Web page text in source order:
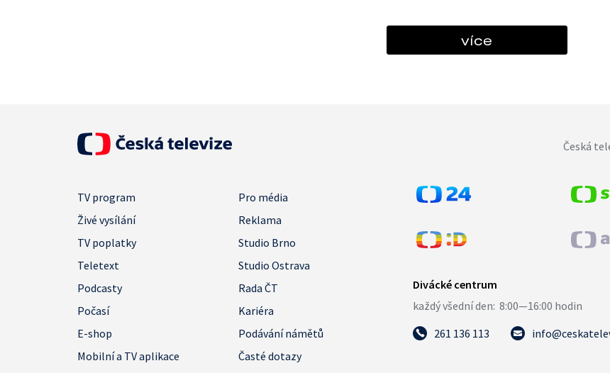
více
Česká
TV program
Pro média
Živé vysílání
Reklama
TV poplatky
Studio Brno
Teletext
Studio Ostrava
Podcasty
Rada ČT
Počasí
Kariéra
E-shop
Podávání námětů
Mobilní a TV aplikace
Časté dotazy
261 136 113